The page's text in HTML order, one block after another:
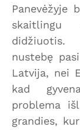
Panevėžyje
skaitlingu
didžiuotis.
nustebę
Latvija, nei
kad
problema
grandies,